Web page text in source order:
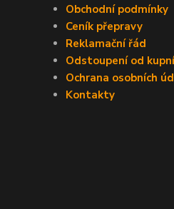
Obchodní podmínky
Ceník přepravy
Reklamační řád
Odstoupení od
Ochrana osobních
Kontakty